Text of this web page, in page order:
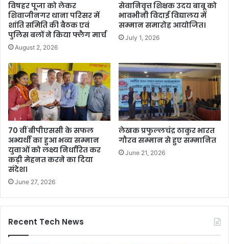
विषहर पूजा को लेकर
शिवाजीनगर थाना परिसर में
शांति समिति की बैठक एवं
पुलिस बलों ने किया फ्लैग मार्च
August 2, 2026
सेवानिवृत्त शिक्षक उदय बाबू को
भावभीनी विदाई विद्यालय में
सम्मान समारोह आयोजित।
July 1, 2026
70 वीं बीपीएससी के सफल
अभ्यर्थी का हुआ भव्य सम्मान
युवाओं को लक्ष्य निर्धारित कर
कड़ी मेहनत करने का दिया
संदेश।
June 27, 2026
लेखक प्रफुल्लचंद्र ठाकुर भारत
गौरव सम्मान से हुए सम्मानित
June 21, 2026
Recent Tech News